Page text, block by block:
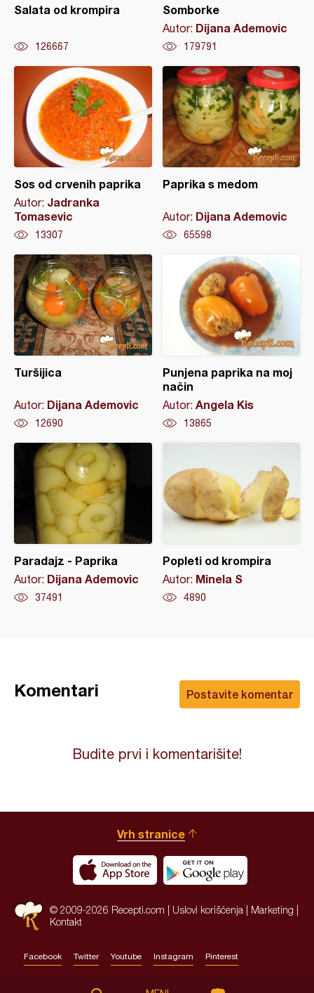
Salata od krompira
126667
Somborke
Autor: Dijana Ademovic
179791
Sos od crvenih paprika
Autor: Jadranka
Tomasevic
13307
Paprika s medom
Autor: Dijana Ademovic
65598
Turšijica
Autor: Dijana Ademovic
12690
Punjena paprika na moj
način
Autor: Angela Kis
13865
Paradajz - Paprika
Autor: Dijana Ademovic
37491
Popleti od krompira
Autor: Minela S
4890
Postavite komentar
Komentari
Budite prvi i komentarišite!
Vrh stranice
© 2009-2026 Recepti.com | Uslovi korišćenja Marketing
Kontakt
Facebook Twitter Youtube Instagram Pinterest